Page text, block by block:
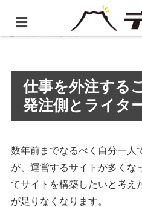
ホーム BLOG
仕事
とライターの間の溝
仕事を外注する
発注側とライタ
数年前までなるべく自分一人
が、運営するサイトが多くな
てサイトを構築したいと考え
が足りなくなります。